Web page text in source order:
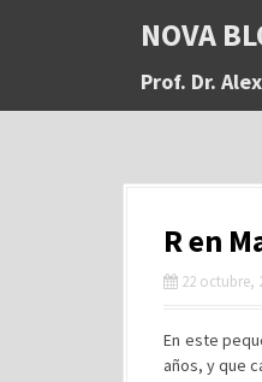
a
NOVA
Prof. Dr.
R en
22 octubre,
En este
años, y que